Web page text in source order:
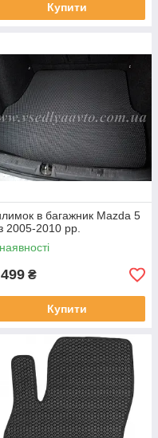
Купити
в багажник Mazda 5
з 2005-2010 рр.
₴
Купити